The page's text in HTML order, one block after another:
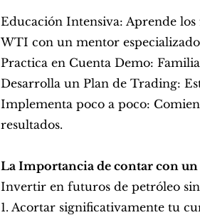
Educación Intensiva: Aprende
WTI con un mentor especializado
Practica en Cuenta Demo:
Desarrolla un Plan de Trading:
Implementa poco a poco:
resultados.
La Importancia de contar con
Invertir en futuros de petróleo
1. Acortar significativamente tu